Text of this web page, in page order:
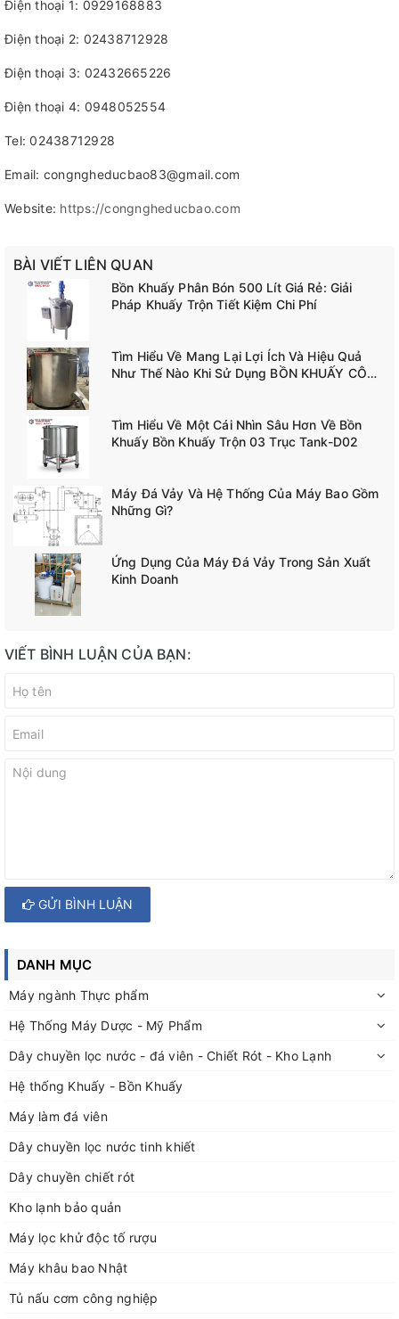
Điện thoại 1: 0929168883
Điện thoại 2: 02438712928
Điện thoại 3: 02432665226
Điện thoại 4: 0948052554
Tel: 02438712928
Email: congngheducbao83@gmail.com
Website: https://congngheducbao.com
BÀI VIẾT LIÊN QUAN
Bồn Khuấy Phân Bón 500 Lít Giá Rẻ: Giải
Pháp Khuấy Trộn Tiết Kiệm Chi Phí
Tìm Hiểu Về Mang Lại Lợi Ích Và Hiệu Quả
Như Thế Nào Khi Sử Dụng BỒN KHUẤY CÔNG
Tìm Hiểu Về Một Cái Nhìn Sâu Hơn Về Bồn
Khuấy Bồn Khuấy Trộn 03 Trục Tank-D02
Máy Đá Vảy Và Hệ Thống Của Máy Bao Gồm
Những Gì?
Ứng Dụng Của Máy Đá Vảy Trong Sản Xuất
Kinh Doanh
VIẾT BÌNH LUẬN CỦA BẠN:
GỬI BÌNH LUẬN
DANH MỤC
Máy ngành Thực phẩm
Hệ Thống Máy Dược - Mỹ Phẩm
Dây chuyền lọc nước - đá viên - Chiết Rót - Kho Lạnh
Hệ thống Khuấy - Bồn Khuấy
Máy làm đá viên
Dây chuyền lọc nước tinh khiết
Dây chuyền chiết rót
Kho lạnh bảo quản
Máy lọc khử độc tố rượu
Máy khâu bao Nhật
Tủ nấu cơm công nghiệp